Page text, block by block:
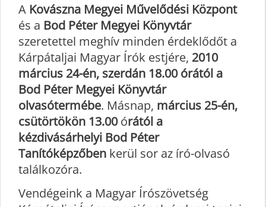
A Kovászna Megyei Művelődési Központ
és a Bod Péter Megyei Könyvtár
szeretettel meghív minden érdeklődőt a
Kárpátaljai Magyar Írók estjére, 2010
március 24-én, szerdán 18.00 órától a
Bod Péter Megyei Könyvtár
olvasótermébe. Másnap, március 25-én,
csütörtökön 13.00órától a
kézdivásárhelyi Bod Péter
Tanítóképzőben kerül sor az író-olvasó
találkozóra.
Vendégeink a Magyar Írószövetség